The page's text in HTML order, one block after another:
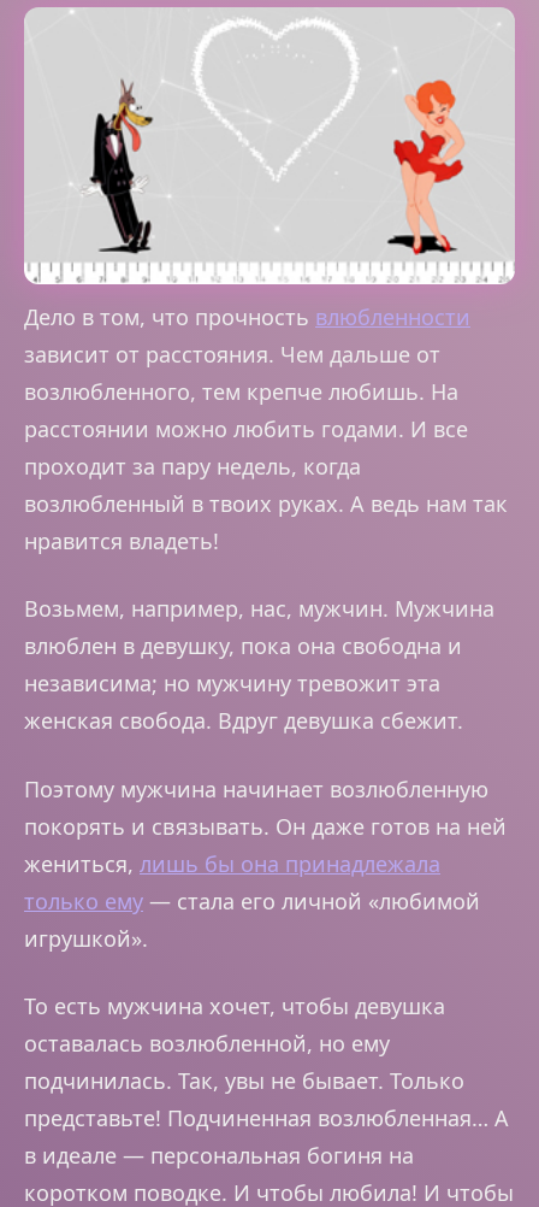
Дело в том, что прочность влюбленности
зависит от расстояния. Чем дальше от
возлюбленного, тем крепче любишь. На
расстоянии можно любить годами. И все
проходит за пару недель, когда
возлюбленный в твоих руках. А ведь нам так
нравится владеть!
Возьмем, например, нас, мужчин. Мужчина
влюблен в девушку, пока она свободна и
независима; но мужчину тревожит эта
женская свобода. Вдруг девушка сбежит.
Поэтому мужчина начинает возлюбленную
покорять и связывать. Он даже готов на ней
жениться, лишь бы она принадлежала
только ему — стала его личной «любимой
игрушкой».
То есть мужчина хочет, чтобы девушка
оставалась возлюбленной, но ему
подчинилась. Так, увы не бывает. Только
представьте! Подчиненная возлюбленная… А
в идеале — персональная богиня на
коротком поводке. И чтобы любила! И чтобы